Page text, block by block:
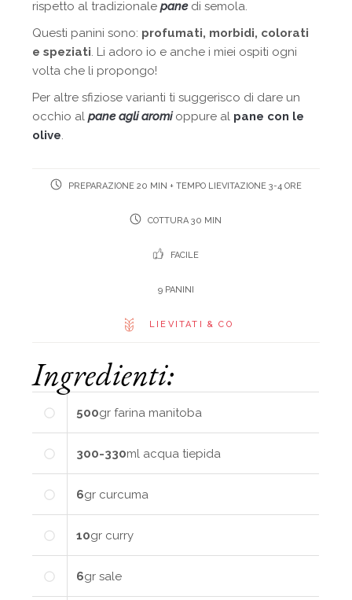
rispetto al tradizionalepanedi semola.
Questi panini sono: profumati, morbidi, colorati
e speziati. Li adoro io e anche i miei ospiti ogni
volta che li propongo!
Per altre sfiziose varianti ti suggerisco di dare un
occhio alpane agli aromioppure al pane con le
olive.
PREPARAZIONE 20 MIN + TEMPO LIEVITAZIONE 3-4 ORE
COTTURA 30 MIN
FACILE
9 PANINI
LIEVITATI & CO
Ingredienti:
500gr farina manitoba
300-330ml acqua tiepida
6gr curcuma
10gr curry
6gr sale